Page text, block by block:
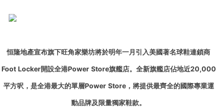
恒隆地產宣布旗下旺角家樂坊將於明年一月引入美國著名球鞋連鎖商
Foot Locker開設全港Power Store旗艦店。全新旗艦店佔地近20,000
平方呎，是全港最大的單層Power Store，將提供最齊全的國際專業運
動品牌及限量獨家鞋款。